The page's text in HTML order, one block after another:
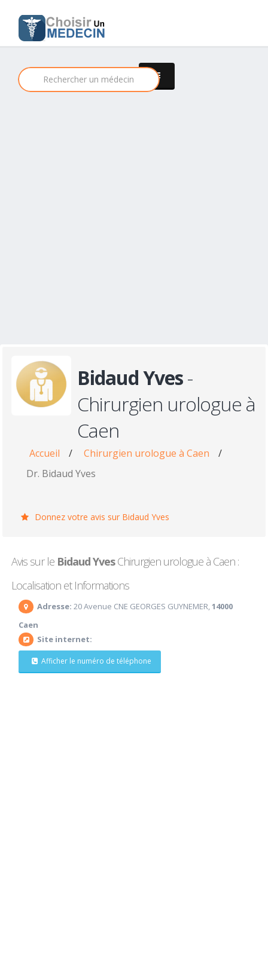
Bidaud Yves-
Chirurgien urologue à
Caen
Accueil / Chirurgien urologue à Caen
/
Dr. Bidaud Yves
Donnez votre avis sur Bidaud Yves
Avis sur le Bidaud YvesChirurgien urologue à Caen :
Localisation et Informations
Adresse: 20 Avenue CNE GEORGES GUYNEMER,14000
Caen
Site internet:
Afficher le numéro de téléphone